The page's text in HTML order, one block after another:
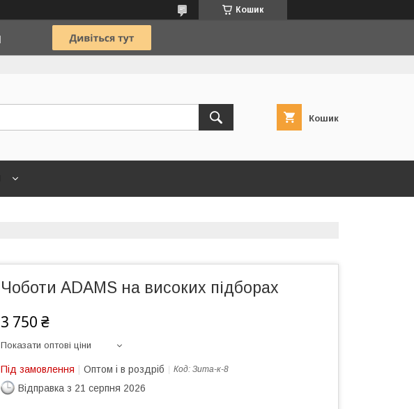
Кошик
Кошик
Чоботи ADAMS на високих підборах
3 750 ₴
Показати оптові ціни
Під замовлення Оптом і в роздріб Код: Зита-к-8
Відправка з 21 серпня 2026